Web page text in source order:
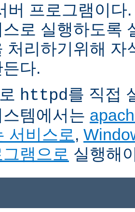
버 프로그램이다
로 실행하도록
처리하기위해 자
다.
httpd를 직접
템에서는
서비스로 ,
램으로 실행해